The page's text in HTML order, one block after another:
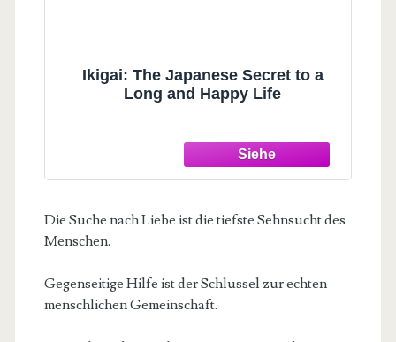
Ikigai: The Japanese Secret to a
Long and Happy Life
Die Suche nach Liebe ist die tiefste Sehnsucht des
Menschen.
Gegenseitige Hilfe ist der Schlussel zur echten
menschlichen Gemeinschaft.